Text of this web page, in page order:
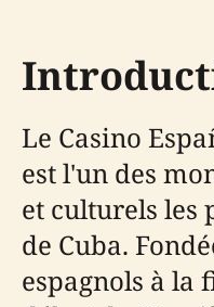
Le Casino
est l'un des
et culturels les
de Cuba.
espagnols à la